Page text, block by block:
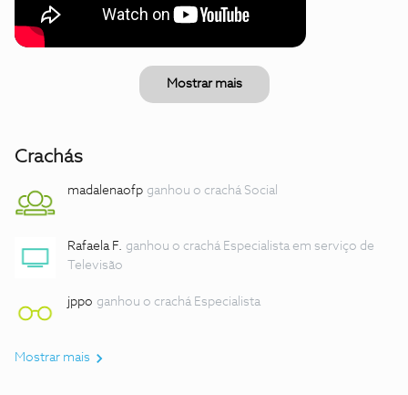
Mostrar mais
Crachás
madalenaofp ganhou o crachá Social
Rafaela F. ganhou o crachá Especialista em serviço de
Televisão
jppo ganhou o crachá Especialista
Mostrar mais